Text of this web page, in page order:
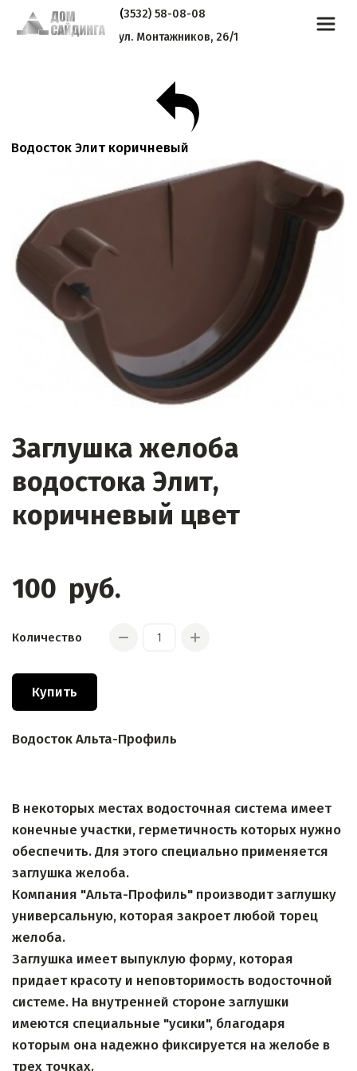
(3532) 58-08-08
ул. Монтажников, 26/1
Водосток Элит коричневый
Заглушка желоба
водостока Элит,
коричневый цвет
100 руб.
Количество
Купить
Водосток Альта-Профиль
В некоторых местах водосточная система имеет
конечные участки, герметичность которых нужно
обеспечить. Для этого специально применяется
заглушка желоба.
Компания "Альта-Профиль" производит заглушку
универсальную, которая закроет любой торец
желоба.
Заглушка имеет выпуклую форму, которая
придает красоту и неповторимость водосточной
системе. На внутренней стороне заглушки
имеются специальные "усики", благодаря
которым она надежно фиксируется на желобе в
трех точках.